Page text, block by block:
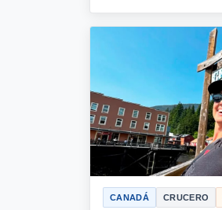
CANADÁ CRUCERO